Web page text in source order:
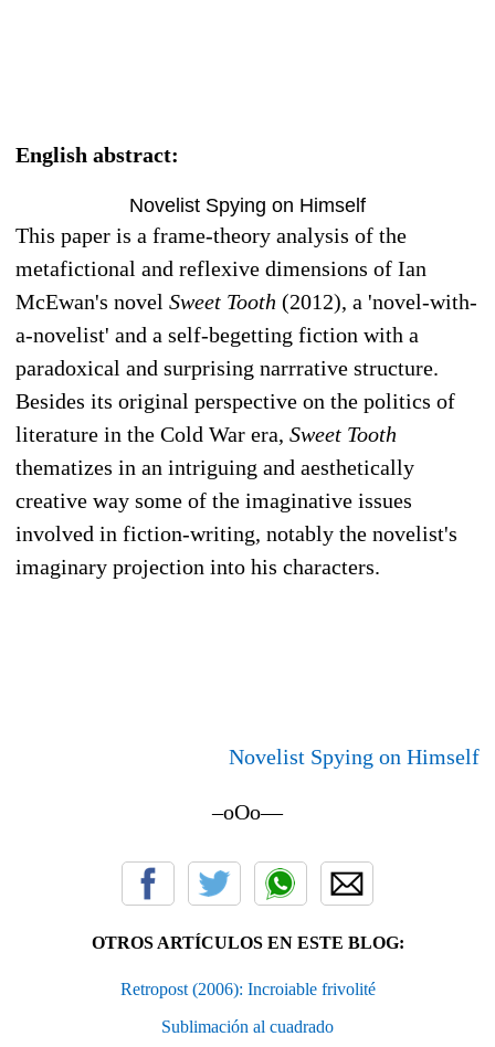
English abstract:
Novelist Spying on Himself
This paper is a frame-theory analysis of the
metafictional and reflexive dimensions of Ian
McEwan's novel Sweet Tooth (2012), a 'novel-with-
a-novelist' and a self-begetting fiction with a
paradoxical and surprising narrrative structure.
Besides its original perspective on the politics of
literature in the Cold War era, Sweet Tooth
thematizes in an intriguing and aesthetically
creative way some of the imaginative issues
involved in fiction-writing, notably the novelist's
imaginary projection into his characters.
Novelist Spying on Himself
–oOo—
OTROS ARTÍCULOS EN ESTE BLOG:
Retropost (2006): Incroiable frivolité
Sublimación al cuadrado